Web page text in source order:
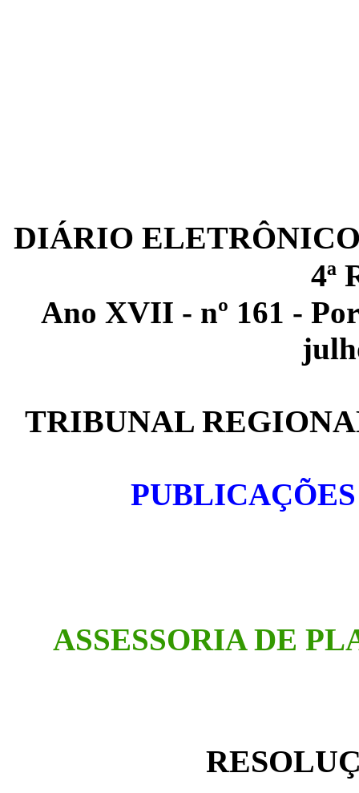
DIÁRIO
4ª
Ano XVII - nº 161 -
TRIBUNAL
ASSESSORIA DE